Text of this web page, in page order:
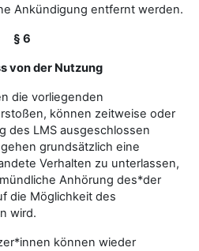
Ankündigung entfernt werden.
§ 6
von der Nutzung
die vorliegenden
können zeitweise oder
des LMS ausgeschlossen
grundsätzlich eine
Verhalten zu unterlassen,
Anhörung des*der
die Möglichkeit des
wird.
können wieder